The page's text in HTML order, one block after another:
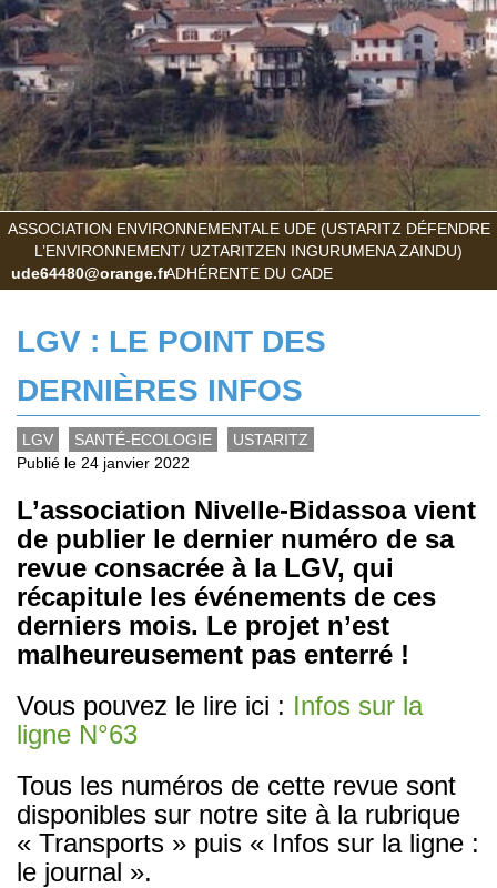
ASSOCIATION ENVIRONNEMENTALE UDE (USTARITZ DÉFENDRE
L’ENVIRONNEMENT/ UZTARITZEN INGURUMENA ZAINDU)
ADHÉRENTE DU CADE
ude64480@orange.fr
LGV : LE POINT DES
DERNIÈRES INFOS
LGV SANTÉ-ECOLOGIE
USTARITZ
Publié le 24 janvier 2022
L’association Nivelle-Bidassoa vient
de publier le dernier numéro de sa
revue consacrée à la LGV, qui
récapitule les événements de ces
derniers mois. Le projet n’est
malheureusement pas enterré !
Vous pouvez le lire ici : Infos sur la
ligne N°63
Tous les numéros de cette revue sont
disponibles sur notre site à la rubrique
« Transports » puis « Infos sur la ligne :
le journal ».